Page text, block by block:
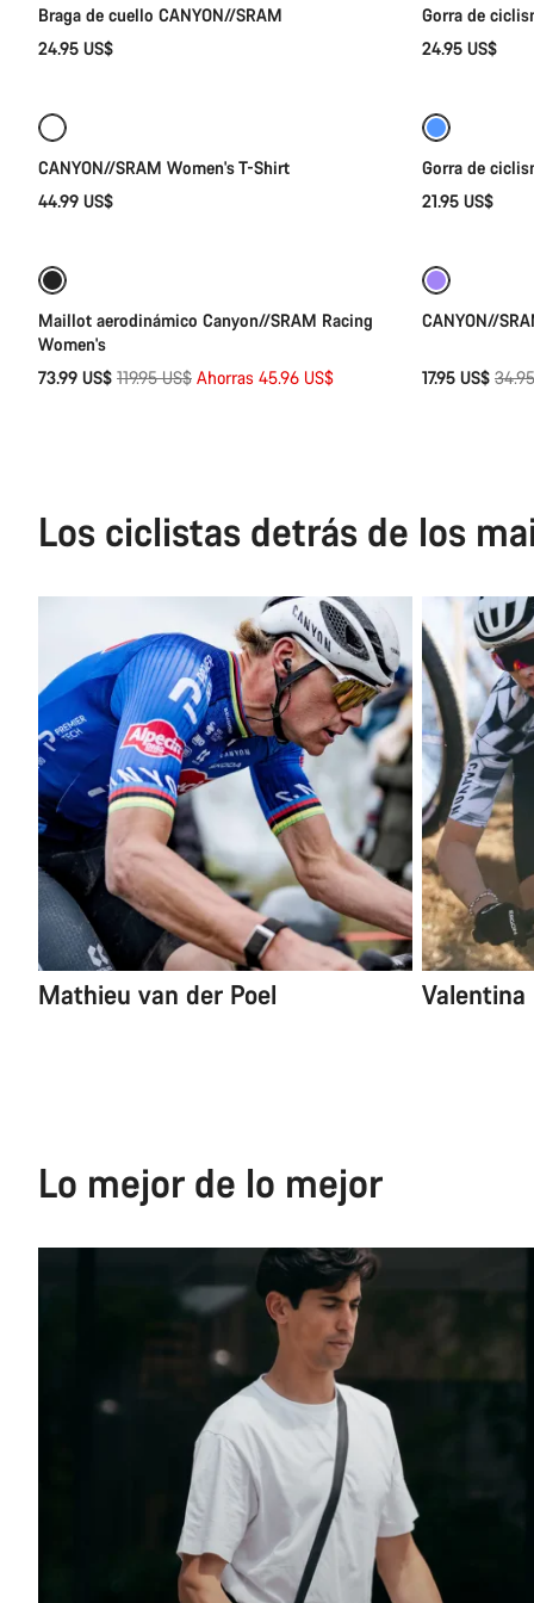
Braga de cuello CANYON//SRAM
24.95 US$
Gorra de
24.95 US$
CANYON//SRAM Women's T-Shirt
44.99 US$
Gorra de
21.95 US$
Maillot aerodinámico Canyon//SRAM Racing
Women's
73.99 US$ Precio
119.95 US$ Ahorras 45.96 US$
CANYON//
17.95 US$
Los ciclistas detrás de los
Mathieu van der Poel Valentina
Lo mejor de lo mejor